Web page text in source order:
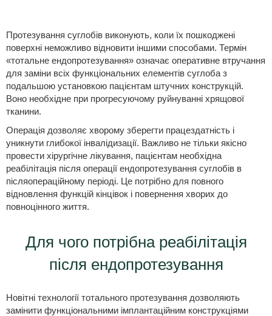
Протезування суглобів виконують, коли їх пошкоджені
поверхні неможливо відновити іншими способами. Термін
«тотальне ендопротезування» означає оперативне втручання
для заміни всіх функціональних елементів суглоба з
подальшою установкою пацієнтам штучних конструкцій.
Воно необхідне при прогресуючому руйнуванні хрящової
тканини.
Операція дозволяє хворому зберегти працездатність і
уникнути глибокої інвалідизації. Важливо не тільки якісно
провести хірургічне лікування, пацієнтам необхідна
реабілітація після операції ендопротезування суглобів в
післяопераційному періоді. Це потрібно для повного
відновлення функцій кінцівок і повернення хворих до
повноцінного життя.
Для чого потрібна реабілітація
після ендопротезування
Новітні технології тотального протезування дозволяють
замінити функціональними імплантаційним конструкціями